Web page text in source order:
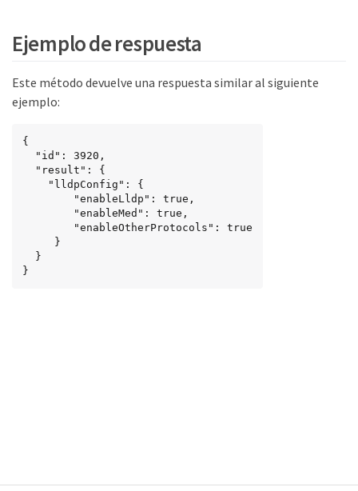
Ejemplo de respuesta
Este método devuelve una respuesta similar al siguiente
ejemplo:
{
}